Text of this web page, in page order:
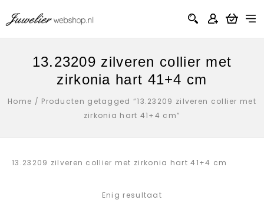
13.23209 zilveren collier met
zirkonia hart 41+4 cm
Home / Producten getagged “13.23209 zilveren collier met
zirkonia hart 41+4 cm”
13.23209 zilveren collier met zirkonia hart 41+4 cm
Enig resultaat